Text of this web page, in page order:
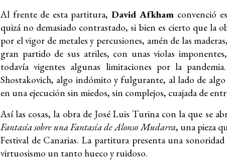
Al frente de esta partitura, David Afkham convenció
quizá no demasiado contrastado, si bien es cierto que la
por el vigor de metales y percusiones, amén de las
gran partido de sus atriles, con unas violas
todavía vigentes algunas limitaciones por la
Shostakovich, algo indómito y fulgurante, al lado de
en una ejecución sin miedos, sin complejos, cuajada de
Así las cosas, la obra de José Luis Turina con la que se
Fantasía sobre una Fantasía de Alonso Mudarra, una pieza
Festival de Canarias. La partitura presenta una
virtuosismo un tanto hueco y ruidoso.